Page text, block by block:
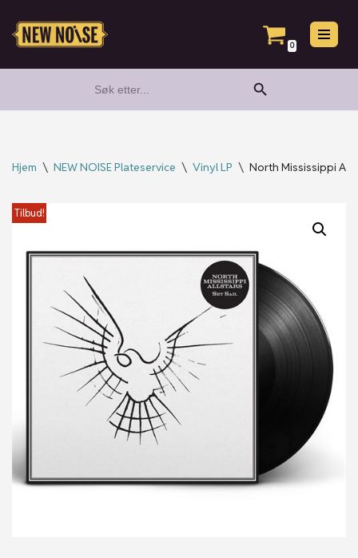
Hopp
0
for:
Search Button
Hjem \ NEW NOISE Plateservice \ Vinyl LP \ North Mississippi
Tilbud!